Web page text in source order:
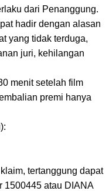
dari Penanggung.
hadir dengan alasan
yang tidak terduga,
juri, kehilangan
menit setelah film
premi hanya
tertanggung dapat
1500445 atau DIANA